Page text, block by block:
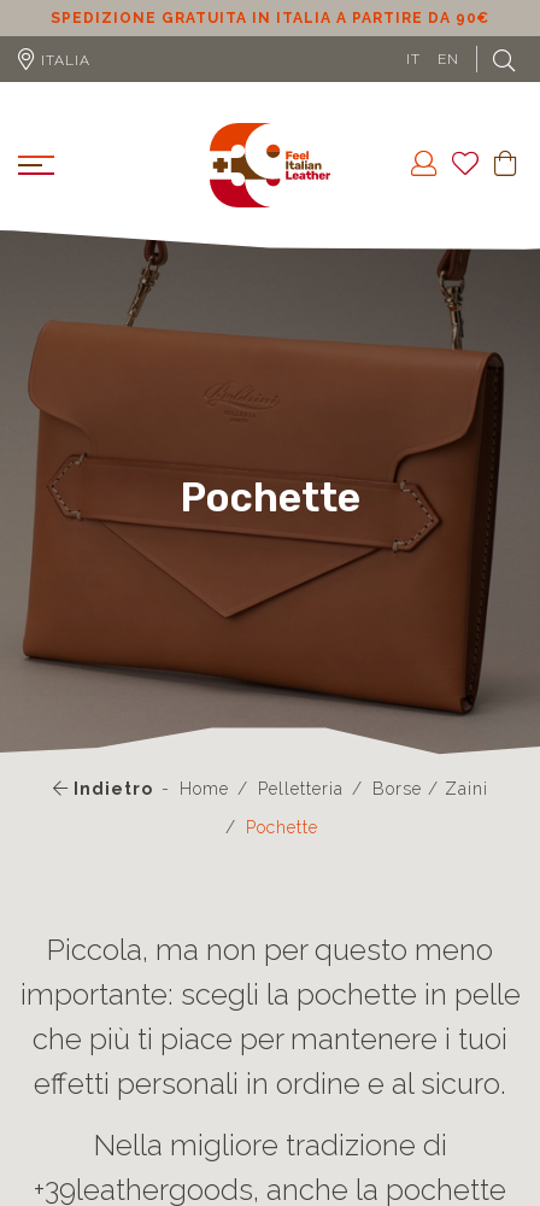
SPEDIZIONE GRATUITA IN ITALIA A PARTIRE DA 90€
ITALIA IT EN
Pochette
Indietro Home Pelletteria
Borse / Zaini
Pochette
Piccola, ma non per questo meno
importante: scegli la pochette in pelle
che più ti piace per mantenere i tuoi
effetti personali in ordine e al sicuro.
Nella migliore tradizione di
+39leathergoods, anche la pochette